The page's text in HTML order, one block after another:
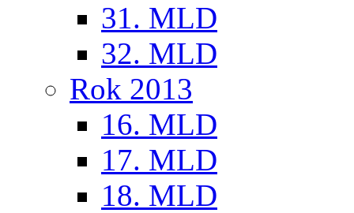
31. MLD
32. MLD
Rok 2013
16. MLD
17. MLD
18. MLD